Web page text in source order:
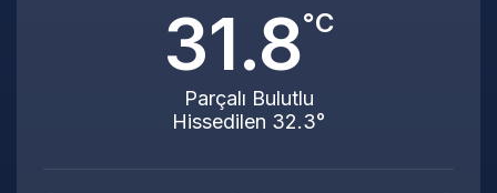
31.8°C
Parçalı Bulutlu
Hissedilen 32.3°